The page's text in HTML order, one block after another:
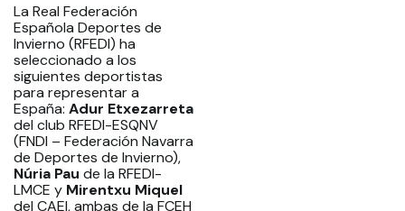
La Real Federación
Española Deportes de
Invierno (RFEDI) ha
seleccionado a los
siguientes deportistas
para representar a
España: Adur Etxezarreta
del club RFEDI-ESQNV
(FNDI – Federación Navarra
de Deportes de Invierno),
Núria Pau de la RFEDI-
LMCE y Mirentxu Miquel
del CAEI, ambas de la FCEH